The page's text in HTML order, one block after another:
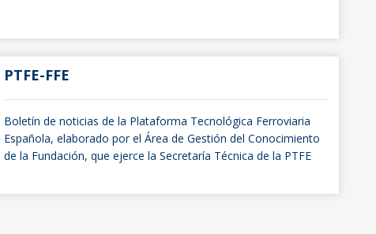
PTFE-FFE
Boletín de noticias de la Plataforma Tecnológica Ferroviaria
Española, elaborado por el Área de Gestión del Conocimiento
de la Fundación, que ejerce la Secretaría Técnica de la PTFE